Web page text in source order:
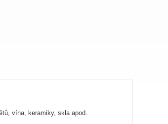
vína, keramiky, skla apod.